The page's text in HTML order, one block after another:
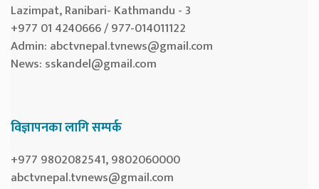
Lazimpat, Ranibari- Kathmandu - 3
+977 01 4240666 / 977-014011122
Admin: abctvnepal.tvnews@gmail.com
News: sskandel@gmail.com
विज्ञापनका लागि सम्पर्क
+977 9802082541, 9802060000
abctvnepal.tvnews@gmail.com